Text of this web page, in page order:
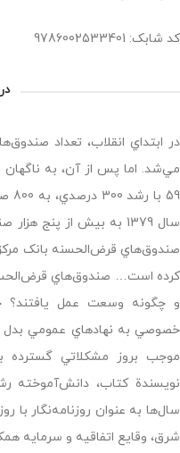
کد شابک: 9786002533401
مي‌شد. اما پس از آن، به
صندوق‌هاي قرض‌الحسنه بانک
کرده است… صندوق‌هاي
و چگونه وسعت عمل يافتند؟
خصوصي به نهادهاي عمومي بدل
موجب بروز مشکلاتي گسترده
نويسندة کتاب، دانش‌آموخته
سال‌ها به عنوان روزنامه‌نگار با
شرق، وقايع اتفاقيه و سرمايه